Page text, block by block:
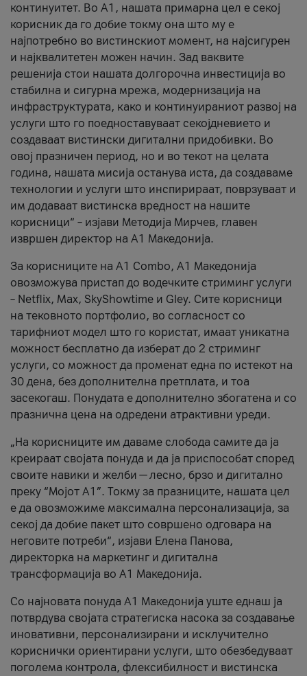
континуитет. Во А1, нашата примарна цел е секој
корисник да го добие токму она што му е
најпотребно во вистинскиот момент, на најсигурен
и најквалитетен можен начин. Зад ваквите
решенија стои нашата долгорочна инвестиција во
стабилна и сигурна мрежа, модернизација на
инфраструктурата, како и континуираниот развој на
услуги што го поедноставуваат секојдневието и
создаваат вистински дигитални придобивки. Во
овој празничен период, но и во текот на целата
година, нашата мисија останува иста, да создаваме
технологии и услуги што инспирираат, поврзуваат и
им додаваат вистинска вредност на нашите
корисници“ – изјави Методија Мирчев, главен
извршен директор на А1 Македонија.
За корисниците на A1 Combo, А1 Македонија
овозможува пристап до водечките стриминг услуги
– Netflix, Max, SkyShowtime и Gley. Сите корисници
на тековното портфолио, во согласност со
тарифниот модел што го користат, имаат уникатна
можност бесплатно да изберат до 2 стриминг
услуги, со можност да променат една по истекот на
30 дена, без дополнителна претплата, и тоа
засекогаш. Понудата е дополнително збогатена и со
празнична цена на одредени атрактивни уреди.
„На корисниците им даваме слобода самите да ја
креираат својата понуда и да ја приспособат според
своите навики и желби — лесно, брзо и дигитално
преку “Мојот А1”. Токму за празниците, нашата цел
е да овозможиме максимална персонализација, за
секој да добие пакет што совршено одговара на
неговите потреби“, изјави Елена Панова,
директорка на маркетинг и дигитална
трансформација во А1 Македонија.
Со најновата понуда А1 Македонија уште еднаш ја
потврдува својата стратегиска насока за создавање
иновативни, персонализирани и исклучително
кориснички ориентирани услуги, што обезбедуваат
поголема контрола, флексибилност и вистинска